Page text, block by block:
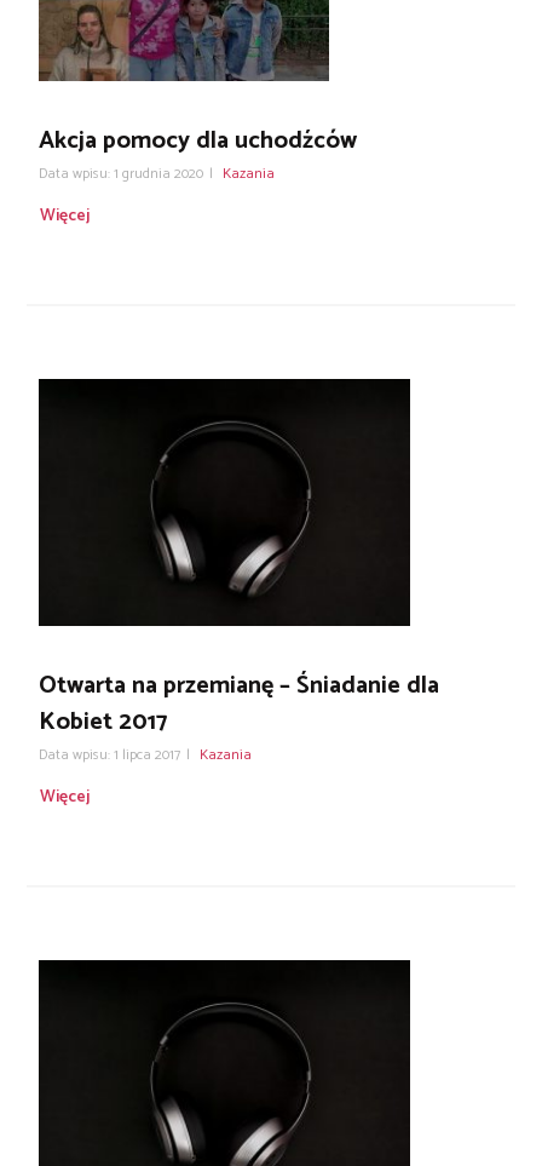
Akcja pomocy dla uchodźców
Data wpisu: 1 grudnia 2020 | Kazania
Więcej
Otwarta na przemianę – Śniadanie dla
Kobiet 2017
Data wpisu: 1 lipca 2017 | Kazania
Więcej